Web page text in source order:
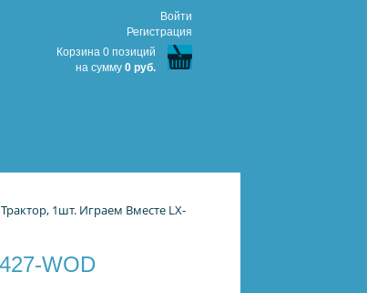
Войти
Регистрация
Корзина 0 позиций
на сумму 0 руб.
1шт. Играем Вместе LX-
WOD